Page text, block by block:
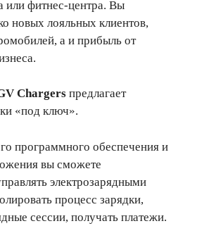
или фитнес-центра. Вы
новых лояльных клиентов,
а и прибыль от
Chargers предлагает
«под ключ».
программного обеспечения и
вы сможете
электрозарядными
процесс зарядки,
сессии, получать платежи.